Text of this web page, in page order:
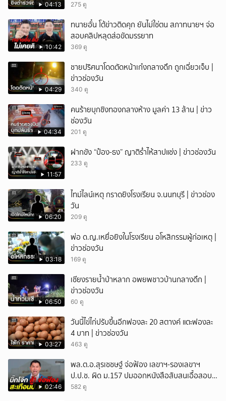
04:13 275 ดู
10:42
ทนายอั๋น โต้ข่าวติดคุก ยันไม่ใช่ตน สภาทนายฯ จ่อ
สอบคลิปหลุดส่อขัดมรรยาท
369 ดู
04:29
ชายปริศนาโดดตัดหน้าเก๋งกลางดึก ถูกเฉี่ยวเจ็บ |
ข่าวช่องวัน
340 ดู
04:34
คนร้ายบุกชิงทองกลางห้าง มูลค่า 13 ล้าน | ข่าว
ช่องวัน
201 ดู
11:57
ฝากขัง “ป๋อง-ธง” ญาติร่ำไห้สาปแช่ง | ข่าวช่องวัน
233 ดู
06:20
ไทม์ไลน์เหตุ กราดยิงโรงเรียน จ.นนทบุรี | ข่าวช่อง
วัน
209 ดู
03:18
พ่อ ด.ญ.เหยื่อยิงในโรงเรียน อโหสิกรรมผู้ก่อเหตุ |
ข่าวช่องวัน
169 ดู
06:50
เชียงรายน้ำป่าหลาก อพยพชาวบ้านกลางดึก |
ข่าวช่องวัน
60 ดู
03:27
วันนี้ไข่ไก่ปรับขึ้นอีกฟองละ 20 สตางค์ แตะฟองละ
4 บาท | ข่าวช่องวัน
463 ดู
02:46
พล.ต.อ.สุรเชชษฐ์ จ่อฟ้อง เลขาฯ-รองเลขาฯ
ป.ป.ช. ผิด ม.157 ปมออกหนังสือสับสนเอื้อสอบ
คดีซ้ำซ้อน
582 ดู